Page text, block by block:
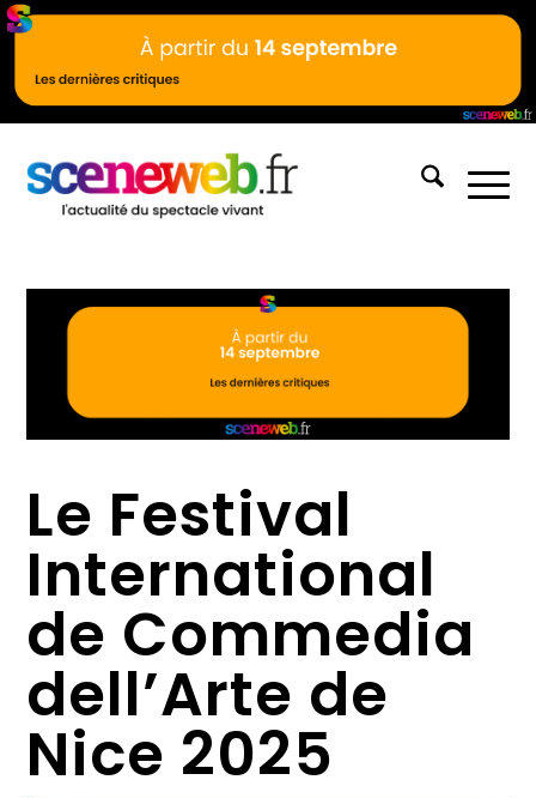
Le Festival
International
de Commedia
dell’Arte de
Nice 2025